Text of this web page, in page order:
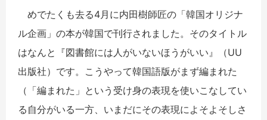
めでたくも去る4月に内田樹師匠の「韓国オリジナ
ル企画」の本が韓国で刊行されました。そのタイトル
はなんと『図書館には人がいないほうがいい』（UU
出版社）です。こうやって韓国語版がまず編まれた
（「編まれた」という受け身の表現を使いこなしてい
る自分がいる一方、いまだにその表現によそよそしさ